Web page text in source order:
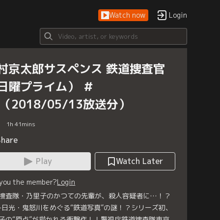
Watch now Login
京太郎サスペンス 鉄道捜査官
曜プライム） ＃
2018/05/13放送分）
1h 41mins
Play
Watch Later
the member?Login
査隊・乃里子のかつての先輩が、殺人容疑者に…！？
光・鬼怒川をめぐる“鉄道写真”の謎！？シリーズ初、